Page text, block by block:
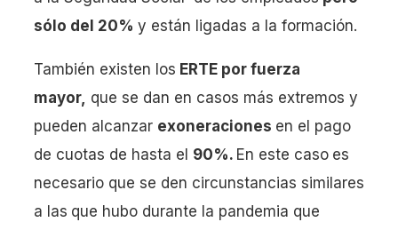
sólo del 20% y están ligadas a la formación.
También existen los ERTE por fuerza
mayor, que se dan en casos más extremos y
pueden alcanzar exoneraciones en el pago
de cuotas de hasta el 90%. En este caso es
necesario que se den circunstancias similares
a las que hubo durante la pandemia que